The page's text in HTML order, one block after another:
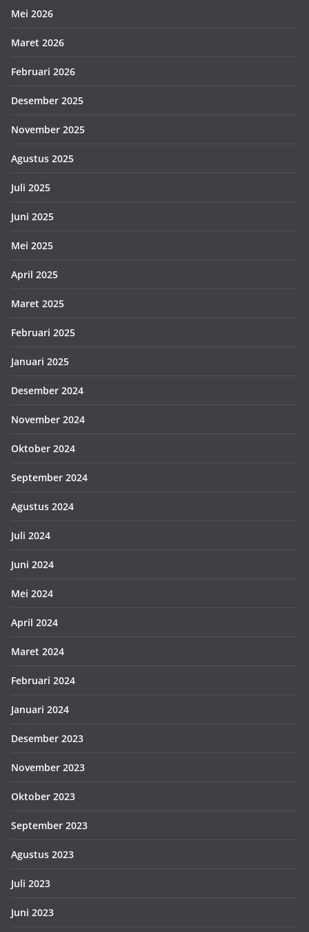
Mei 2026
Maret 2026
Februari 2026
Desember 2025
November 2025
Agustus 2025
Juli 2025
Juni 2025
Mei 2025
April 2025
Maret 2025
Februari 2025
Januari 2025
Desember 2024
November 2024
Oktober 2024
September 2024
Agustus 2024
Juli 2024
Juni 2024
Mei 2024
April 2024
Maret 2024
Februari 2024
Januari 2024
Desember 2023
November 2023
Oktober 2023
September 2023
Agustus 2023
Juli 2023
Juni 2023